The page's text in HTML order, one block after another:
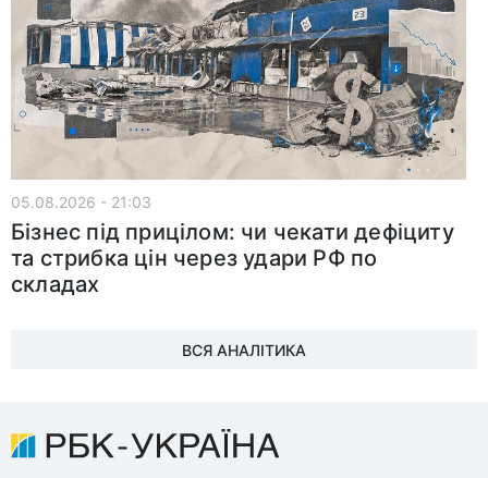
05.08.2026 - 21:03
Бізнес під прицілом: чи чекати дефіциту
та стрибка цін через удари РФ по
складах
ВСЯ АНАЛІТИКА